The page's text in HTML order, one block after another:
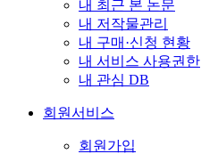
내 최근 본 논문
내 저작물관리
내 구매·신청 현황
내 서비스 사용권한
내 관심 DB
회원서비스
회원가입